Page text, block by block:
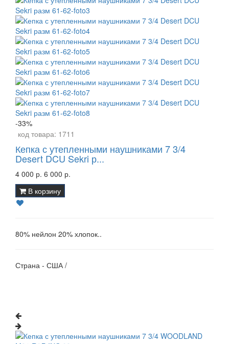
-33%
код товара: 1711
Кепка с утепленными наушниками 7 3/4
Desert DCU Sekri р...
4 000 р. 6 000 р.
В корзину
80% нейлон 20% хлопок..
Страна - США /